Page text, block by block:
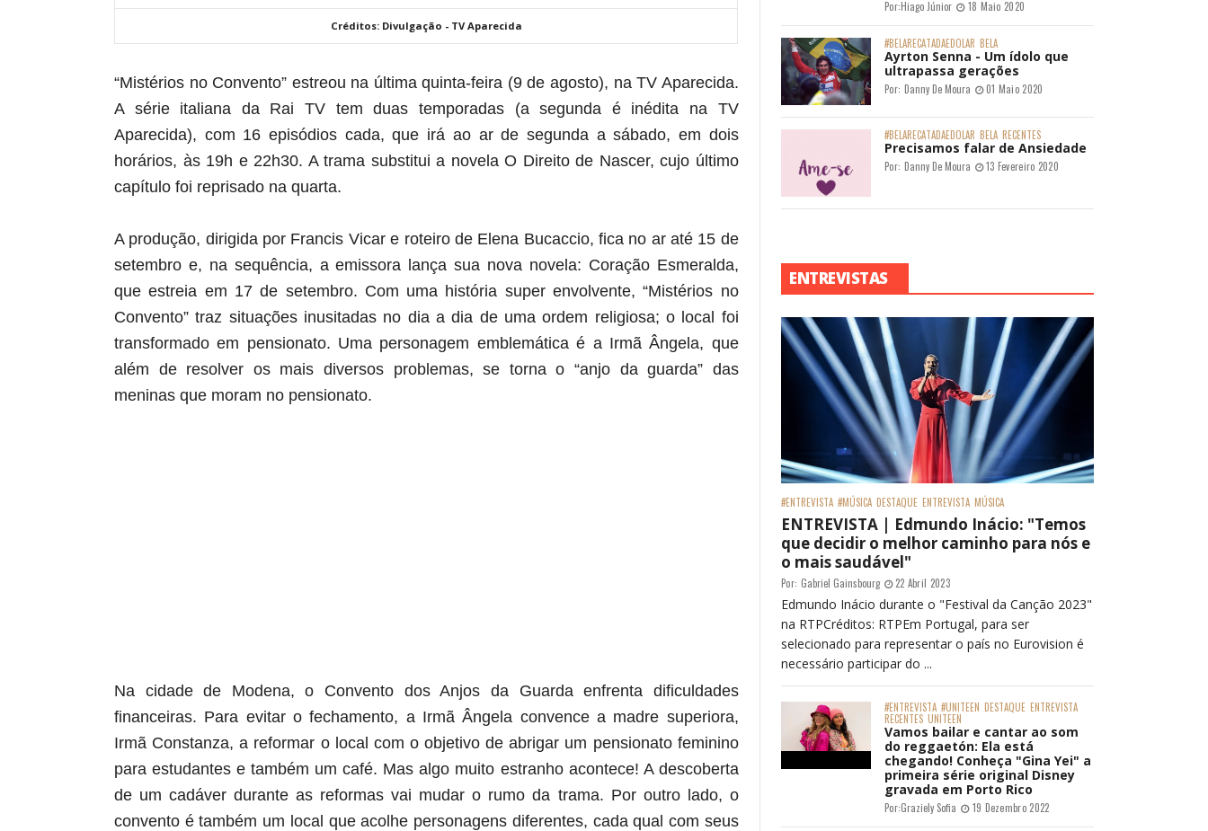
Créditos: Divulgação - TV Aparecida
“Mistérios no Convento” estreou na última quinta-feira (9 de agosto), na TV Aparecida.
A série italiana da Rai TV tem duas temporadas (a segunda é inédita na TV
Aparecida), com 16 episódios cada, que irá ao ar de segunda a sábado, em dois
horários, às 19h e 22h30. A trama substitui a novela O Direito de Nascer, cujo último
capítulo foi reprisado na quarta.
A produção, dirigida por Francis Vicar e roteiro de Elena Bucaccio, fica no ar até 15 de
setembro e, na sequência, a emissora lança sua nova novela: Coração Esmeralda,
que estreia em 17 de setembro. Com uma história super envolvente, “Mistérios no
Convento” traz situações inusitadas no dia a dia de uma ordem religiosa; o local foi
transformado em pensionato. Uma personagem emblemática é a Irmã Ângela, que
além de resolver os mais diversos problemas, se torna o “anjo da guarda” das
meninas que moram no pensionato.
Na cidade de Modena, o Convento dos Anjos da Guarda enfrenta dificuldades
financeiras. Para evitar o fechamento, a Irmã Ângela convence a madre superiora,
Irmã Constanza, a reformar o local com o objetivo de abrigar um pensionato feminino
para estudantes e também um café. Mas algo muito estranho acontece! A descoberta
de um cadáver durante as reformas vai mudar o rumo da trama. Por outro lado, o
convento é também um local que acolhe personagens diferentes, cada qual com seus
Por:Hiago Júnior 18 Maio 2020
#BELARECATADAEDOLAR BELA
Ayrton Senna - Um ídolo que
ultrapassa gerações
Por: Danny De Moura 01 Maio 2020
#BELARECATADAEDOLAR BELA RECENTES
Precisamos falar de Ansiedade
Por: Danny De Moura 13 Fevereiro 2020
ENTREVISTAS
#ENTREVISTA #MÚSICA DESTAQUE ENTREVISTA MÚSICA
ENTREVISTA | Edmundo Inácio: "Temos
que decidir o melhor caminho para nós e
o mais saudável"
Por: Gabriel Gainsbourg 22 Abril 2023
Edmundo Inácio durante o "Festival da Canção 2023"
na RTPCréditos: RTPEm Portugal, para ser
selecionado para representar o país no Eurovision é
necessário participar do ...
#ENTREVISTA #UNITEEN DESTAQUE ENTREVISTA
RECENTES UNITEEN
Vamos bailar e cantar ao som
do reggaetón: Ela está
chegando! Conheça "Gina Yei" a
primeira série original Disney
gravada em Porto Rico
Por:Graziely Sofia 19 Dezembro 2022